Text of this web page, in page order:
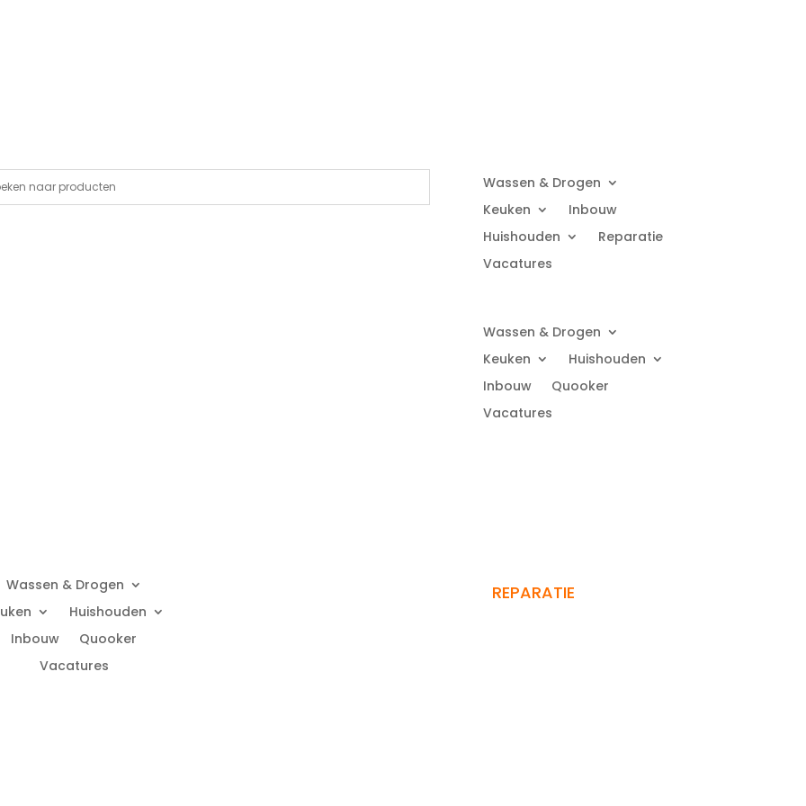
Wassen & Drogen
Keuken
Inbouw
Huishouden
Reparatie
Vacatures
Wassen & Drogen
Keuken
Huishouden
Inbouw
Quooker
Vacatures
Wassen & Drogen
Huishouden
Inbouw
Quooker
Vacatures
REPARATIE